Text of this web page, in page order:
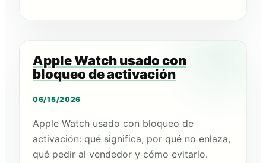
Apple Watch usado con
bloqueo de activación
06/15/2026
Apple Watch usado con bloqueo de
activación: qué significa, por qué no enlaza,
qué pedir al vendedor y cómo evitarlo.